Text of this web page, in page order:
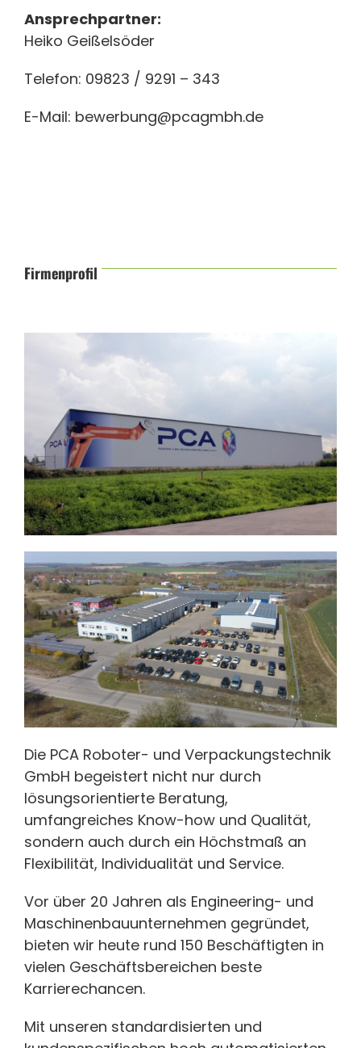
Ansprechpartner:
Heiko Geißelsöder
Telefon: 09823 / 9291 – 343
E-Mail: bewerbung@pcagmbh.de
Firmenprofil
Die PCA Roboter- und Verpackungstechnik
GmbH begeistert nicht nur durch
lösungsorientierte Beratung,
umfangreiches Know-how und Qualität,
sondern auch durch ein Höchstmaß an
Flexibilität, Individualität und Service.
Vor über 20 Jahren als Engineering- und
Maschinenbauunternehmen gegründet,
bieten wir heute rund 150 Beschäftigten in
vielen Geschäftsbereichen beste
Karrierechancen.
Mit unseren standardisierten und